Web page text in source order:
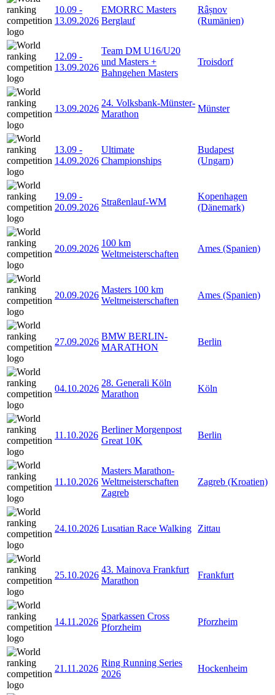
10.09 -
13.09.2026
EMORRC Masters
Berglauf
Râșnov
(Rumänien)
12.09 -
13.09.2026
Team DM U16/U20
und Masters +
Bahngehen Masters
Troisdorf
13.09.2026
24. Volksbank-Münster-
Marathon
Münster
13.09 -
14.09.2026
Ultimate
Championships
Budapest
(Ungarn)
19.09 -
20.09.2026
Straßenlauf-WM
Kopenhagen
(Dänemark)
20.09.2026
100 km
Weltmeisterschaften
Ames (Spanien)
20.09.2026
Masters 100 km
Weltmeisterschaften
Ames (Spanien)
27.09.2026
BMW BERLIN-
MARATHON
Berlin
04.10.2026
28. Generali Köln
Marathon
Köln
11.10.2026
Berliner Morgenpost
Great 10K
Berlin
11.10.2026
Masters Marathon-
Weltmeisterschaften
Zagreb
Zagreb (Kroatien)
24.10.2026 Lusatian Race Walking Zittau
25.10.2026
43. Mainova Frankfurt
Marathon
Frankfurt
14.11.2026
Sparkassen Cross
Pforzheim
Pforzheim
21.11.2026
Ring Running Series
2026
Hockenheim